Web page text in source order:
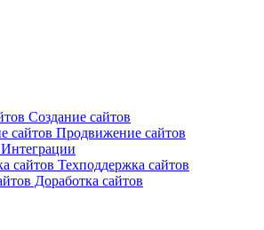
Создание сайтов
Продвижение сайтов
Интеграции
Техподдержка сайтов
Доработка сайтов